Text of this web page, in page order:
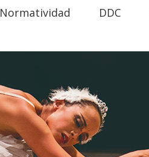
Normatividad DDC